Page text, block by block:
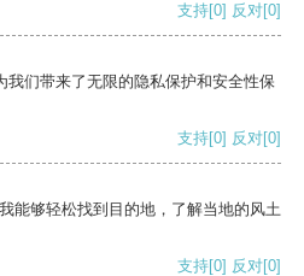
支持[0] 反对[0]
们带来了无限的隐私保护和安全性保
支持[0] 反对[0]
能够轻松找到目的地，了解当地的风土
支持[0] 反对[0]